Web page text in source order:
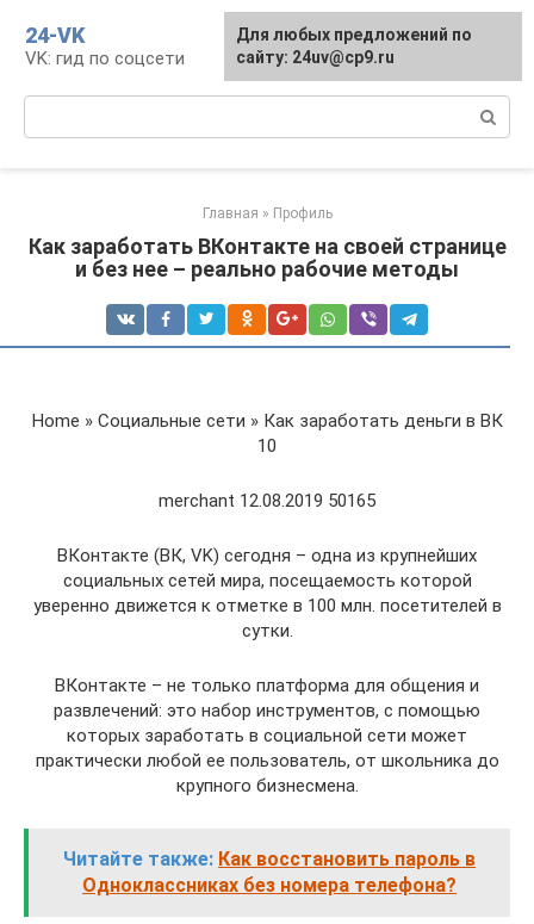
контенту
24-VK
VK: гид по соцсети
Главная » Профиль
Как заработать ВКонтакте на своей странице
и без нее – реально рабочие методы
Home » Социальные сети » Как заработать деньги в ВК
10
merchant 12.08.2019 50165
ВКонтакте (ВК, VK) сегодня – одна из крупнейших
социальных сетей мира, посещаемость которой
уверенно движется к отметке в 100 млн. посетителей в
сутки.
ВКонтакте – не только платформа для общения и
развлечений: это набор инструментов, с помощью
которых заработать в социальной сети может
практически любой ее пользователь, от школьника до
крупного бизнесмена.
Читайте также: Как восстановить пароль в
Одноклассниках без номера телефона?
Для любых предложений по
сайту: 24uv@cp9.ru